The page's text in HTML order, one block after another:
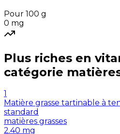
Pour 100 g
0 mg
Plus riches en
catégorie
1
Matière grasse tartinable à
standard
matières grasses
2.40 mg